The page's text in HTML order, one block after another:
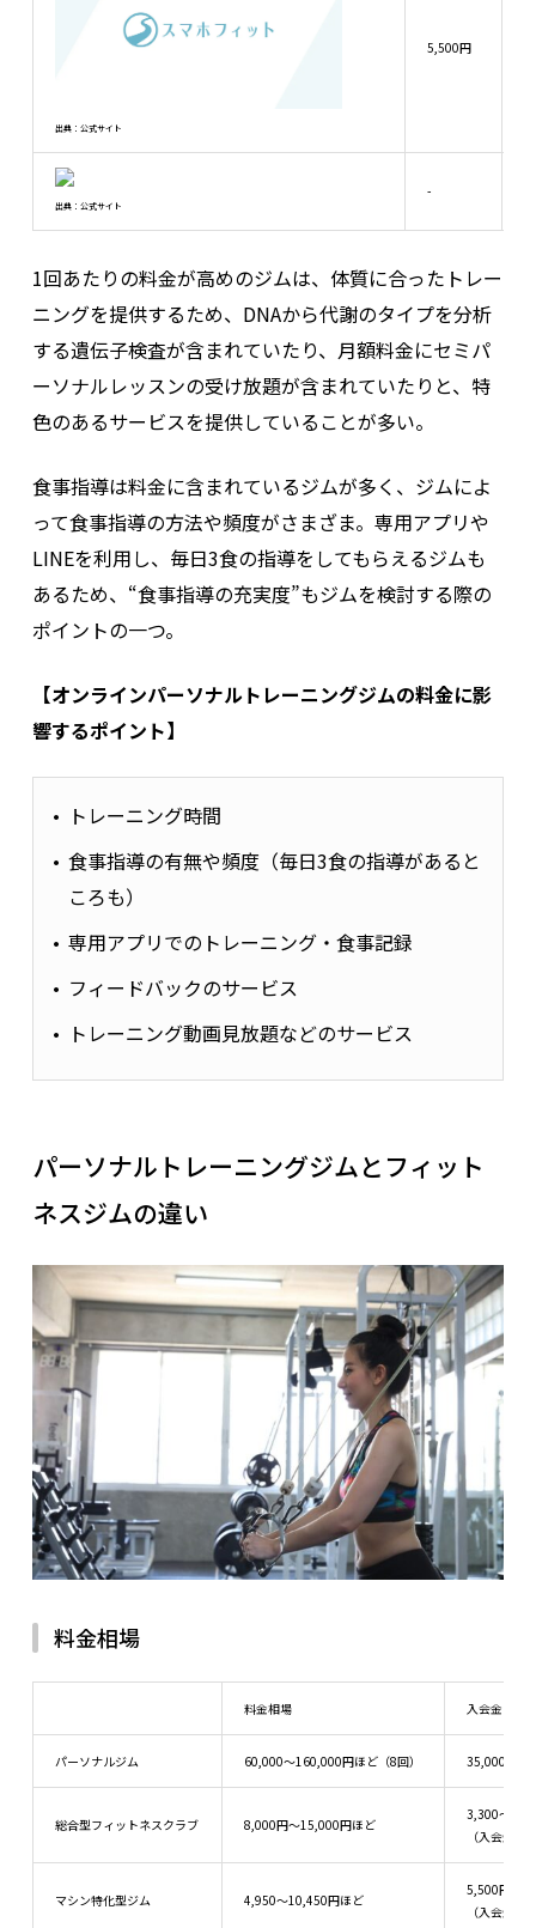
出典：公式サイト
5,500円
出典：公式サイト
-
1回あたりの料金が高めのジムは、体質に合ったトレー
ニングを提供するため、DNAから代謝のタイプを分析
する遺伝子検査が含まれていたり、月額料金にセミパ
ーソナルレッスンの受け放題が含まれていたりと、特
色のあるサービスを提供していることが多い。
食事指導は料金に含まれているジムが多く、ジムによ
って食事指導の方法や頻度がさまざま。専用アプリや
LINEを利用し、毎日3食の指導をしてもらえるジムも
あるため、“食事指導の充実度”もジムを検討する際の
ポイントの一つ。
【オンラインパーソナルトレーニングジムの料金に影
響するポイント】
トレーニング時間
食事指導の有無や頻度（毎日3食の指導があると
ころも）
専用アプリでのトレーニング・食事記録
フィードバックのサービス
トレーニング動画見放題などのサービス
パーソナルトレーニングジムとフィット
ネスジムの違い
料金相場
料金相場 入会金
パーソナルジム 60,000～160,000円ほど（8回） 35,000～
総合型フィットネスクラブ 8,000円～15,000円ほど
3,300～
（入会金＋
マシン特化型ジム 4,950～10,450円ほど
5,500円～
（入会金＋